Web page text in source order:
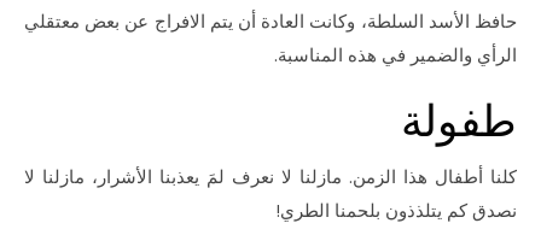
حافظ الأسد السلطة، وكانت العادة أن يتم الافراج عن بعض معتقلي
الرأي والضمير في هذه المناسبة.
طفولة
كلنا أطفال هذا الزمن. مازلنا لا نعرف لمَ يعذبنا الأشرار، مازلنا لا
نصدق كم يتلذذون بلحمنا الطري!